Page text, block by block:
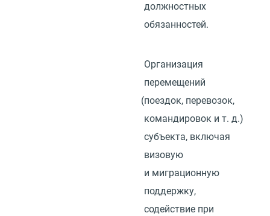
должностных
обязанностей.
Организация
перемещений
(поездок, перевозок,
командировок и т. д.)
субъекта, включая
визовую
и миграционную
поддержку,
содействие при